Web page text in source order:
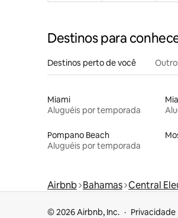
Destinos para
Destinos perto de você
Miami
Aluguéis por temporada
Pompano Beach
Aluguéis por temporada
Airbnb Bahamas Central
© 2026 Airbnb, Inc. Privacidade